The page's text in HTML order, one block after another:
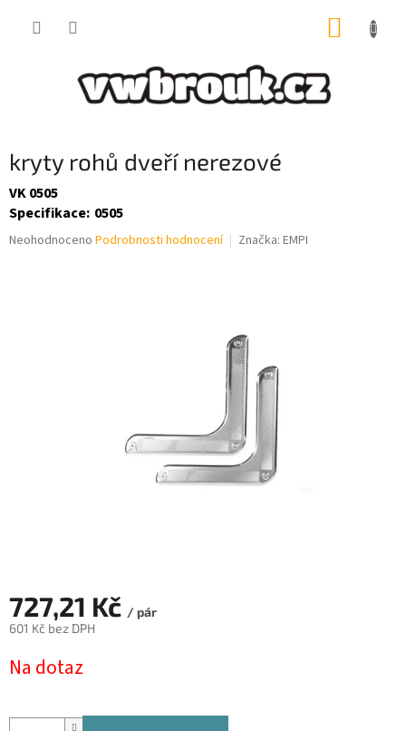
kryty rohů dveří nerezové
VK 0505
Specifikace: 0505
Průměrné
Neohodnoceno Podrobnosti hodnocení Značka: EMPI
727,21 Kč / pár
601 Kč bez DPH
cena:
Na dotaz